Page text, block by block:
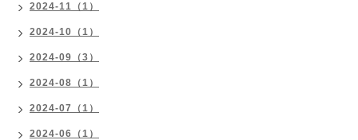
2024-11（1）
2024-10（1）
2024-09（3）
2024-08（1）
2024-07（1）
2024-06（1）